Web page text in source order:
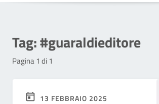
Tag:#guaraldieditore
Pagina 1 di 1
13 FEBBRAIO 2025